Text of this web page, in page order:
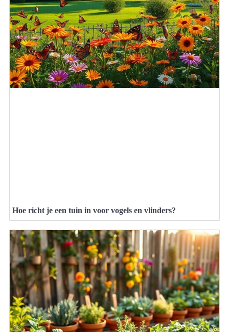
Hoe richt je een tuin in voor vogels en vlinders?